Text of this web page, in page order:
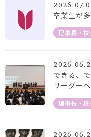
卒業生が
理事長・
できる、
リーダー
理事長・